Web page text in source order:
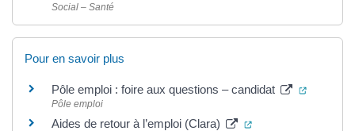
Social – Santé
Pour en savoir plus
Pôle emploi : foire aux questions – candidat
Pôle emploi
Aides de retour à l’emploi (Clara) (ouverture dans un